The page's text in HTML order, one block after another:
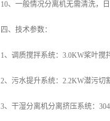
10、一般情况分离机无需清洗，
四、技术参数：
1、调质搅拌系统：3.0KW桨叶搅
2、污水提升系统：2.2KW潜污切
3、干湿分离机分离挤压系统：